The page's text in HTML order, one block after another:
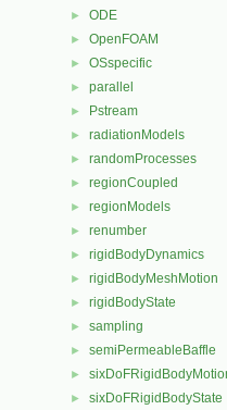
► ODE
► OpenFOAM
► OSspecific
► parallel
► Pstream
► radiationModels
► randomProcesses
► regionCoupled
► regionModels
► renumber
► rigidBodyDynamics
► rigidBodyMeshMotion
► rigidBodyState
► sampling
► semiPermeableBaffle
►
► sixDoFRigidBodyState